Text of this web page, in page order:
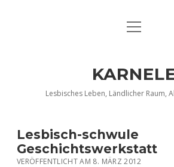
Menü
Lesbisches Leben, Ländlicher Raum,
Lesbisch-schwule
Geschichtswerkstatt
VERÖFFENTLICHT AM 8. MÄRZ 2012